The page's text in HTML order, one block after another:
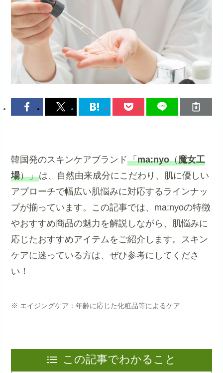
韓国発のスキンケアブランド「ma:nyo（魔女工
場）」は、自然由来成分にこだわり、肌に優しい
アプローチで幅広い肌悩みに対応するラインナッ
プが揃っています。この記事では、ma:nyoの特徴
やおすすめ商品の魅力を解説しながら、肌悩みに
応じたおすすめアイテムをご紹介します。スキン
ケアに迷っている方は、ぜひ参考にしてくださ
い！
※ エイジングケア：年齢に応じた化粧品等によるケア
この記事でわかること